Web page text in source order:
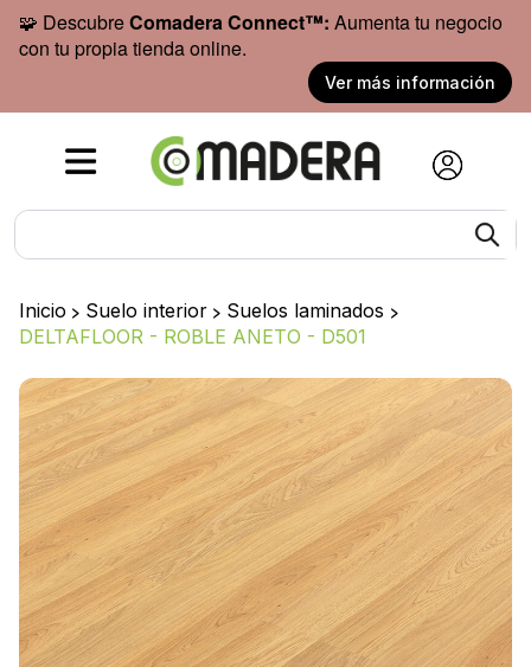
🧩 DescubreComadera Connect™: Aumenta tu negocio
con tu propia tienda online.
Ver más información
Inicio > Suelo interior > Suelos laminados >
DELTAFLOOR - ROBLE ANETO - D501